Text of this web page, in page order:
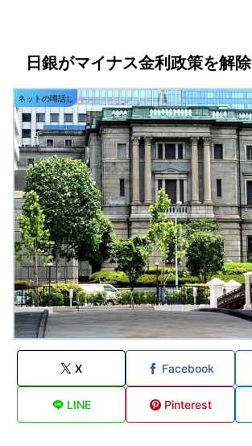
日銀がマイナス金利政策を解除
ネットの噂話し
X Facebook
LINE Pinterest